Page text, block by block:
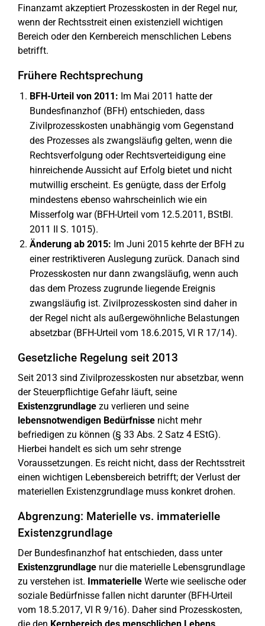
Finanzamt akzeptiert Prozesskosten in der Regel nur,
wenn der Rechtsstreit einen existenziell wichtigen
Bereich oder den Kernbereich menschlichen Lebens
betrifft.
Frühere Rechtsprechung
BFH-Urteil von 2011: Im Mai 2011 hatte der
Bundesfinanzhof (BFH) entschieden, dass
Zivilprozesskosten unabhängig vom Gegenstand
des Prozesses als zwangsläufig gelten, wenn die
Rechtsverfolgung oder Rechtsverteidigung eine
hinreichende Aussicht auf Erfolg bietet und nicht
mutwillig erscheint. Es genügte, dass der Erfolg
mindestens ebenso wahrscheinlich wie ein
Misserfolg war (BFH-Urteil vom 12.5.2011, BStBl.
2011 II S. 1015).
Änderung ab 2015: Im Juni 2015 kehrte der BFH zu
einer restriktiveren Auslegung zurück. Danach sind
Prozesskosten nur dann zwangsläufig, wenn auch
das dem Prozess zugrunde liegende Ereignis
zwangsläufig ist. Zivilprozesskosten sind daher in
der Regel nicht als außergewöhnliche Belastungen
absetzbar (BFH-Urteil vom 18.6.2015, VI R 17/14).
Gesetzliche Regelung seit 2013
Seit 2013 sind Zivilprozesskosten nur absetzbar, wenn
der Steuerpflichtige Gefahr läuft, seine
Existenzgrundlage zu verlieren und seine
lebensnotwendigen Bedürfnisse nicht mehr
befriedigen zu können (§ 33 Abs. 2 Satz 4 EStG).
Hierbei handelt es sich um sehr strenge
Voraussetzungen. Es reicht nicht, dass der Rechtsstreit
einen wichtigen Lebensbereich betrifft; der Verlust der
materiellen Existenzgrundlage muss konkret drohen.
Abgrenzung: Materielle vs. immaterielle
Existenzgrundlage
Der Bundesfinanzhof hat entschieden, dass unter
Existenzgrundlage nur die materielle Lebensgrundlage
zu verstehen ist. Immaterielle Werte wie seelische oder
soziale Bedürfnisse fallen nicht darunter (BFH-Urteil
vom 18.5.2017, VI R 9/16). Daher sind Prozesskosten,